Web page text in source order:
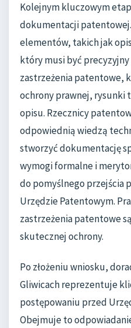
Kolejnym kluczowym
dokumentacji patentowej.
elementów, takich jak
który musi być
zastrzeżenia patentowe,
ochrony prawnej, rysunki
opisu. Rzecznicy
odpowiednią wiedzą
stworzyć dokumentację
wymogi formalne i
do pomyślnego przejścia
Urzędzie Patentowym.
zastrzeżenia patentowe
skutecznej ochrony.
Po złożeniu wniosku,
Gliwicach reprezentuje
postępowaniu przed
Obejmuje to